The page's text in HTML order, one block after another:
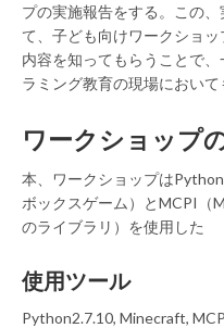
プの実施報告をする。この
て、子ども向けワークショ
内容を知ってもらうことで
ラミング教育の現場において
ワークショップ
本、ワークショップは
ボックスゲーム）とMCPI（
のライブラリ）を使用した
使用ツール
Python2.7.10, Minecraft,